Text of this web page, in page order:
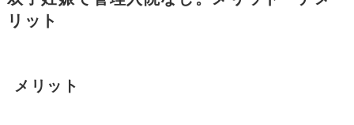
リット
メリット